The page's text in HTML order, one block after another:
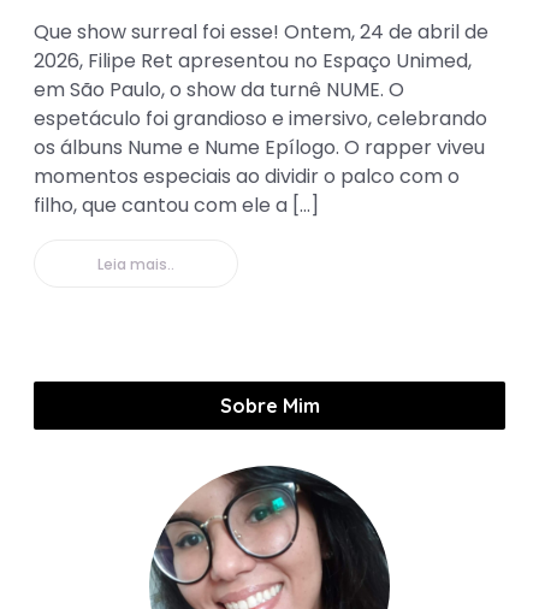
Que show surreal foi esse! Ontem, 24 de abril de
2026, Filipe Ret apresentou no Espaço Unimed,
em São Paulo, o show da turnê NUME. O
espetáculo foi grandioso e imersivo, celebrando
os álbuns Nume e Nume Epílogo. O rapper viveu
momentos especiais ao dividir o palco com o
filho, que cantou com ele a […]
Leia mais..
Sobre Mim